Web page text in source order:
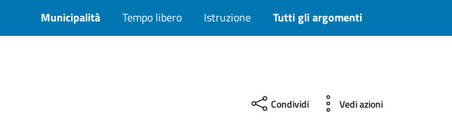
Municipalità Tempo libero Istruzione Tutti gli argomenti
Condividi Vedi azioni